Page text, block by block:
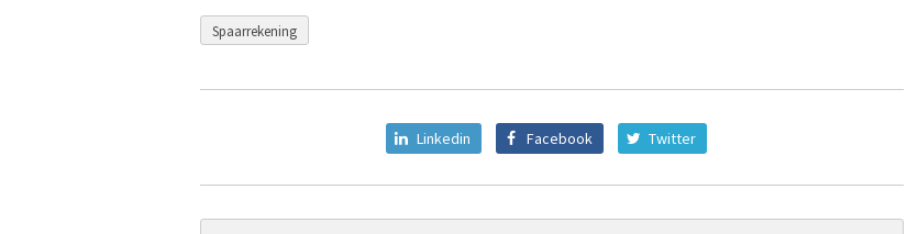
Spaarrekening
Linkedin Facebook Twitter